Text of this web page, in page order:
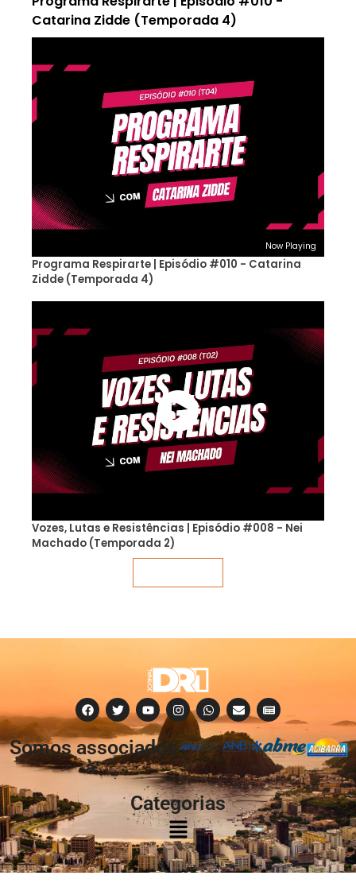
Catarina Zidde (Temporada 4)
Now Playing
Programa Respirarte | Episódio #010 - Catarina
Zidde (Temporada 4)
Vozes, Lutas e Resistências | Episódio #008 - Nei
Machado (Temporada 2)
Somos associados
à:
Categorias